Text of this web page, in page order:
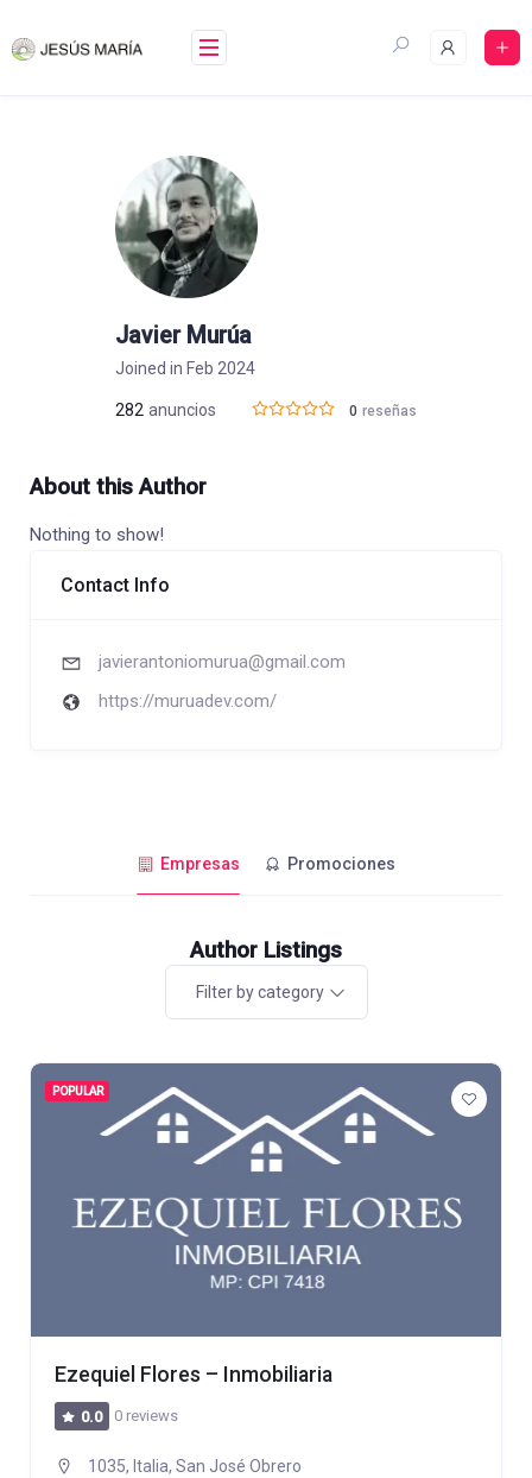
to
Javier Murúa
Joined in Feb 2024
282 anuncios 0 reseñas
About this Author
Nothing to show!
Contact Info
javierantoniomurua@gmail.com
https://muruadev.com/
Empresas Promociones
Author Listings
Filter by category
POPULAR
Ezequiel Flores – Inmobiliaria
0.0 0 reviews
1035, Italia, San José Obrero